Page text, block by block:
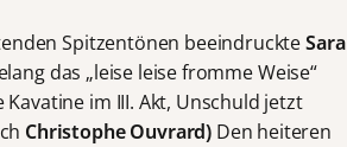
Spitzentönen beeindruckteSara
das „leise leise fromme Weise“
im III. Akt, Unschuld jetzt
Christophe Ouvrard) Den heiteren